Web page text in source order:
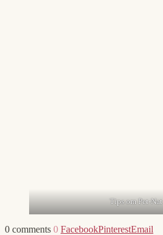
Tips om Pet-Nat
0 comments 0 FacebookPinterestEmail